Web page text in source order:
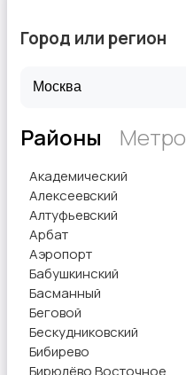
Город или регион
Районы Метро
Академический
Алексеевский
Алтуфьевский
Арбат
Аэропорт
Бабушкинский
Басманный
Беговой
Бескудниковский
Бибирево
Бирюлёво Восточное